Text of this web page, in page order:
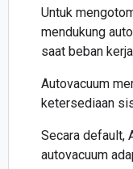
Untuk
mendukung
saat beban
Autovacuum
ketersediaan
Secara default,
autovacuum